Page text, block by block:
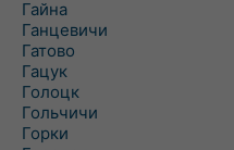
Гайна
Ганцевичи
Гатово
Гацук
Голоцк
Гольчичи
Горки